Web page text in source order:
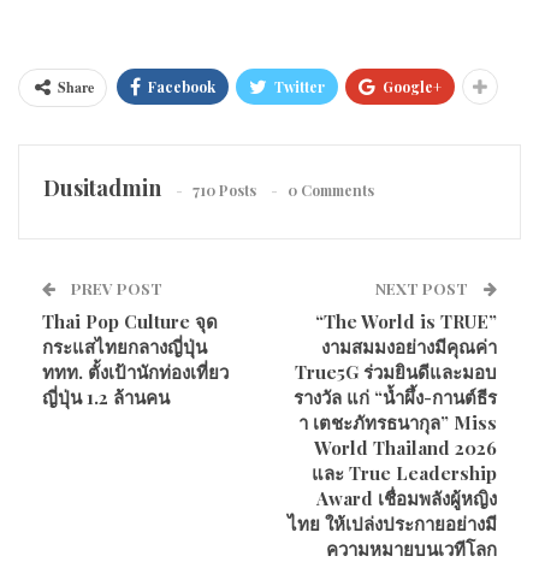
Share Facebook Twitter Google+
Dusitadmin 710 Posts 0 Comments
PREV POST
Thai Pop Culture จุด
กระแสไทยกลางญี่ปุ่น
ททท. ตั้งเป้านักท่องเที่ยว
ญี่ปุ่น 1.2 ล้านคน
NEXT POST
“The World is TRUE”
งามสมมงอย่างมีคุณค่า
True5G ร่วมยินดีและมอบ
รางวัล แก่ “น้ำผึ้ง-กานต์ธีร
า เตชะภัทรธนากุล” Miss
World Thailand 2026
และ True Leadership
Award เชื่อมพลังผู้หญิง
ไทย ให้เปล่งประกายอย่างมี
ความหมายบนเวทีโลก